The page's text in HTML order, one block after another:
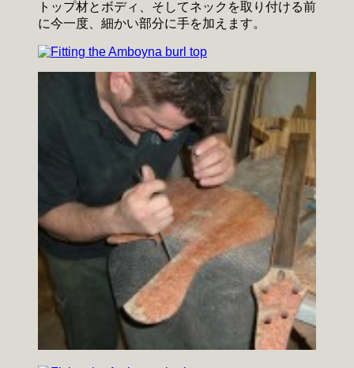
トップ材とボディ、そしてネックを取り付ける前
に今一度、細かい部分に手を加えます。